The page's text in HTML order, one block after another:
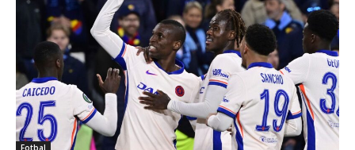
Fotbal